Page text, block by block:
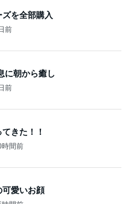
を全部購入
前
に朝から癒し
前
きた！！
時間前
可愛いお顔